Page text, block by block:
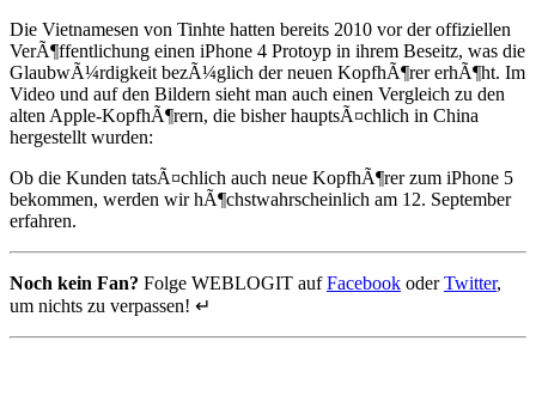
Die Vietnamesen von Tinhte hatten bereits 2010 vor der offiziellen
VerÃ¶ffentlichung einen iPhone 4 Protoyp in ihrem Beseitz, was die
GlaubwÃ¼rdigkeit bezÃ¼glich der neuen KopfhÃ¶rer erhÃ¶ht. Im
Video und auf den Bildern sieht man auch einen Vergleich zu den
alten Apple-KopfhÃ¶rern, die bisher hauptsÃ¤chlich in China
hergestellt wurden:
Ob die Kunden tatsÃ¤chlich auch neue KopfhÃ¶rer zum iPhone 5
bekommen, werden wir hÃ¶chstwahrscheinlich am 12. September
erfahren.
Noch kein Fan? Folge WEBLOGIT aufFacebook oderTwitter,
um nichts zu verpassen! ↵